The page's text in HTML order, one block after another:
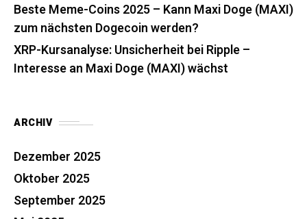
Beste Meme-Coins 2025 – Kann Maxi Doge (MAXI)
zum nächsten Dogecoin werden?
XRP-Kursanalyse: Unsicherheit bei Ripple –
Interesse an Maxi Doge (MAXI) wächst
ARCHIV
Dezember 2025
Oktober 2025
September 2025